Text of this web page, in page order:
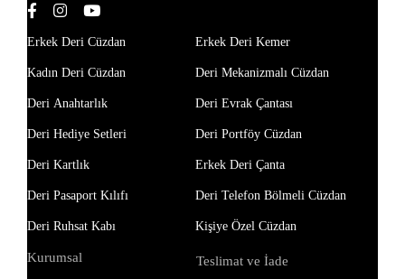
Erkek Deri Cüzdan
Kadın Deri Cüzdan
Deri Anahtarlık
Deri Hediye Setleri
Deri Kartlık
Deri Pasaport Kılıfı
Deri Ruhsat Kabı
Erkek Deri Kemer
Deri Mekanizmalı Cüzdan
Deri Evrak Çantası
Deri Portföy Cüzdan
Erkek Deri Çanta
Deri Telefon Bölmeli Cüzdan
Kişiye Özel Cüzdan
Kurumsal Teslimat ve İade